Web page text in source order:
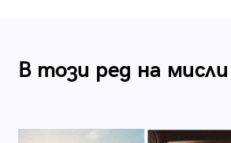
В този ред на мисли